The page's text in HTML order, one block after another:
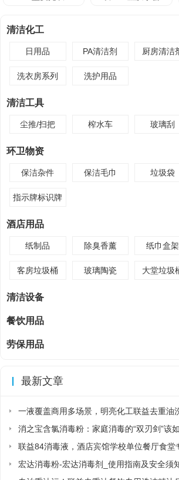
清洁化工
日用品 PA清洁剂 厨房清洁
洗衣房系列 洗护用品
清洁工具
尘推/扫把 榨水车 玻璃刮
环卫物资
保洁杂件 保洁毛巾 垃圾袋
指示牌标识牌
酒店用品
纸制品 除臭香薰 纸巾盒架
客房垃圾桶 玻璃陶瓷 大堂垃圾
清洁设备
餐饮用品
劳保用品
最新文章
消之宝含氯消毒粉：家庭消毒的“双刃剑”该
宏达消毒粉-宏达消毒剂_使用指南及安全须